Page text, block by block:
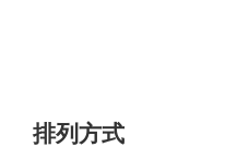
排列方式